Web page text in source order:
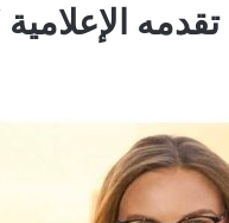
الإعلامية